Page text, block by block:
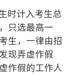
时计入考生总
只选最高一
生，一律由招
现弄虚作假
作假的工作人